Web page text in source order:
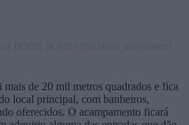
mais de 20 mil metros quadrados e fica
local principal, com banheiros,
oferecidos. O acampamento ficará